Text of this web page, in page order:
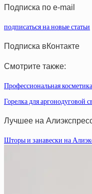
Подписка по e-mail
подписаться на новые статьи
Подписка вКонтакте
Смотрите также:
Профессиональная
Горелка для аргонодуговой
Лучшее на
Шторы и занавески на